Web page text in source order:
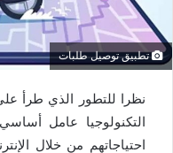
تطبيق توصيل طلبات
نظرا للتطور الذي طرأ
التكنولوجيا عامل
احتياجاتهم من خلال